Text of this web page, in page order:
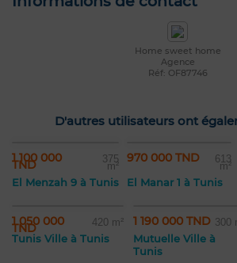
Home sweet home
Agence
Réf: OF87746
D'autres utilisateurs ont
1 100 000
TND 375
m²
El Menzah 9 à Tunis
970 000 TND 613
m²
El Manar 1 à Tunis
1 050 000
TND 420 m²
Tunis Ville à Tunis
1 190 000 TND 300
Mutuelle Ville à
Tunis